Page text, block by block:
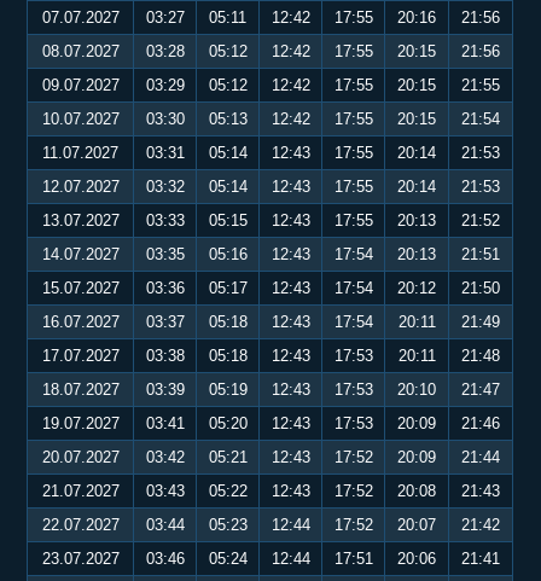
07.07.2027
03:27 05:11 12:42 17:55 20:16
21:56
08.07.2027
03:28 05:12 12:42 17:55 20:15
21:56
09.07.2027
03:29 05:12 12:42 17:55 20:15
21:55
10.07.2027
03:30 05:13 12:42 17:55 20:15
21:54
11.07.2027
03:31 05:14 12:43 17:55 20:14
21:53
12.07.2027
03:32 05:14 12:43 17:55 20:14
21:53
13.07.2027
03:33 05:15 12:43 17:55 20:13
21:52
14.07.2027
03:35 05:16 12:43 17:54 20:13
21:51
15.07.2027
03:36 05:17 12:43 17:54 20:12
21:50
16.07.2027
03:37 05:18 12:43 17:54 20:11
21:49
17.07.2027
03:38 05:18 12:43 17:53 20:11
21:48
18.07.2027
03:39 05:19 12:43 17:53 20:10
21:47
19.07.2027
03:41 05:20 12:43 17:53 20:09
21:46
20.07.2027
03:42 05:21 12:43 17:52 20:09
21:44
21.07.2027
03:43 05:22 12:43 17:52 20:08
21:43
22.07.2027
03:44 05:23 12:44 17:52 20:07
21:42
23.07.2027
03:46 05:24 12:44 17:51 20:06
21:41